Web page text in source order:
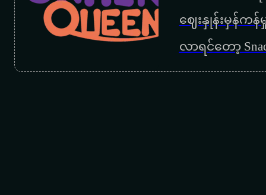
ဈေးနှုန်းမှန်က
လာရင်တော့